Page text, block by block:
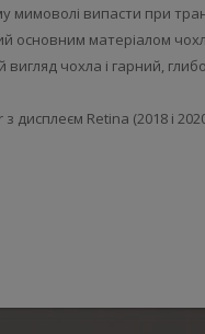
мимоволі випасти при
основним матеріалом
чохла і гарний,
Retina (2018 і